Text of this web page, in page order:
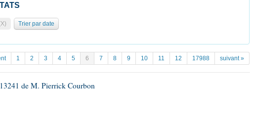
Trier par date
1 2 3 4 5 6 7 8 9 10 11 12 17988 suivant »
de M. Pierrick Courbon